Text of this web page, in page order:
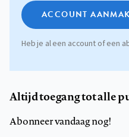
ACCOUNT
Heb je al een account of een
Altijd toegang tot alle
Abonneer vandaag nog!